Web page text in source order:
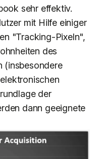
sehr effektiv.
mit Hilfe einiger
"Tracking-Pixeln",
des
(insbesondere
der
dann geeignete